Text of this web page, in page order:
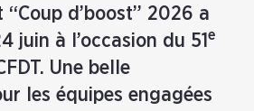
“Coup d’boost” 2026 a
juin à l’occasion du 51 e
Une belle
les équipes engagées